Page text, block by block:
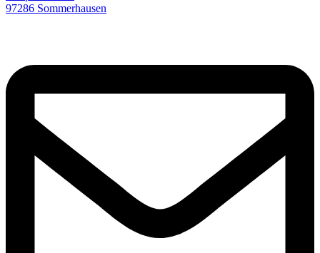
97286 Sommerhausen